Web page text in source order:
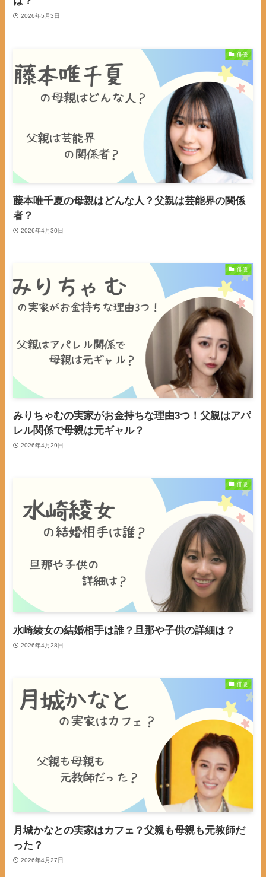
2026年5月3日
俳優
藤本唯千夏の母親はどんな人？父親は芸能界の関係
者？
2026年4月30日
俳優
みりちゃむの実家がお金持ちな理由3つ！父親はアパ
レル関係で母親は元ギャル？
2026年4月29日
俳優
水崎綾女の結婚相手は誰？旦那や子供の詳細は？
2026年4月28日
俳優
月城かなとの実家はカフェ？父親も母親も元教師だ
った？
2026年4月27日